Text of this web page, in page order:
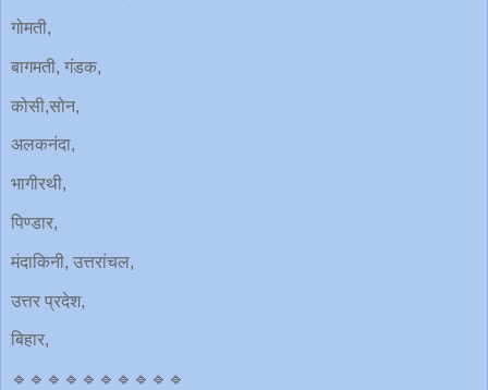
गोमती,
बागमती, गंडक,
कोसी,सोन,
अलकनंदा,
भागीरथी,
पिण्डार,
मंदाकिनी, उत्तरांचल,
उत्तर प्रदेश,
बिहार,
🔹🔹🔹🔹🔹🔹🔹🔹🔹🔹